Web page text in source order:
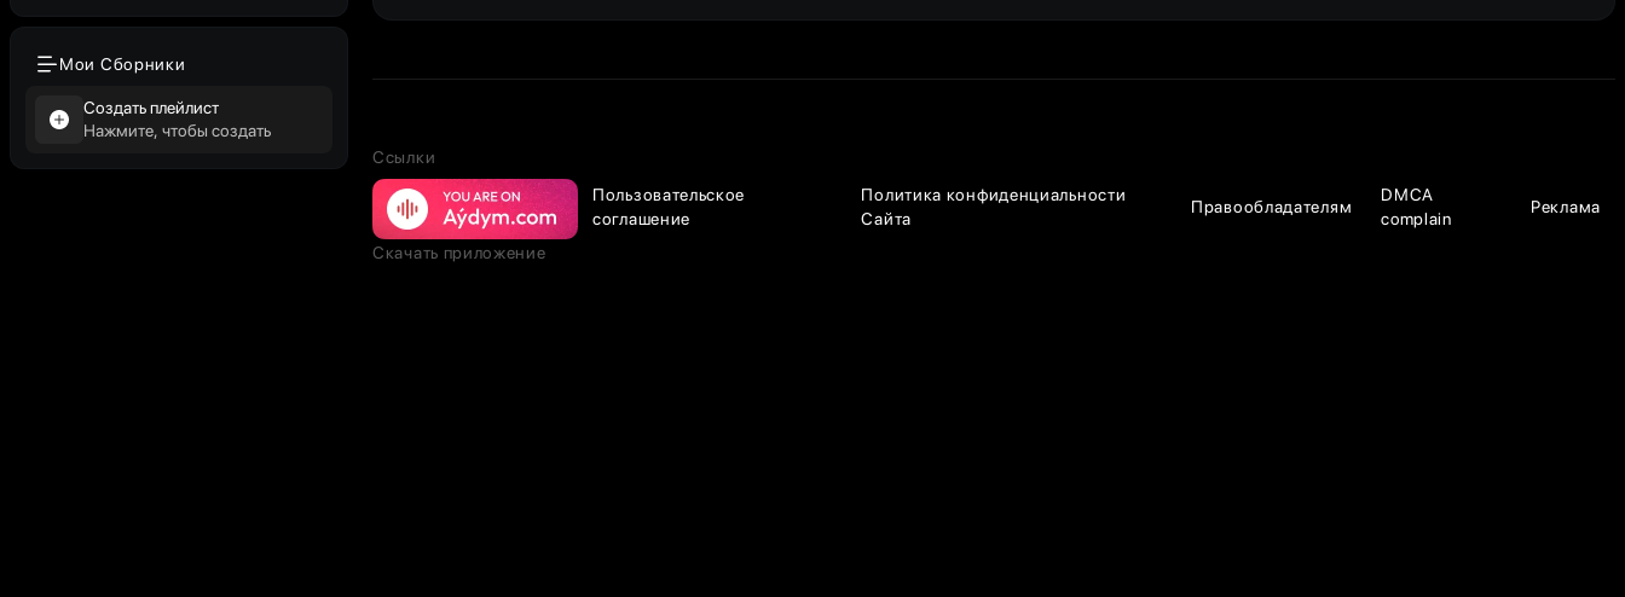
Мои Сборники
Создать плейлист
Нажмите, чтобы создать
Ссылки
Пользовательское
соглашение
Политика конфиденциальности
Сайта
Правообладателям
DMCA
complain
Реклама
Скачать приложение